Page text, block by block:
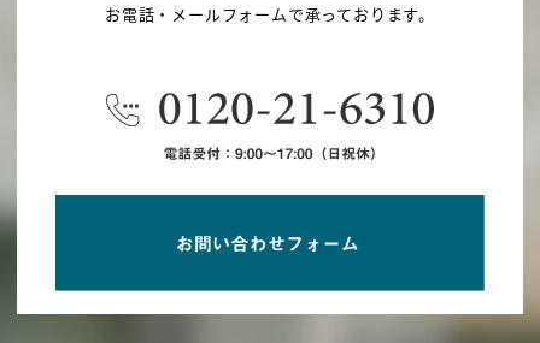
お電話・メールフォームで承っております。